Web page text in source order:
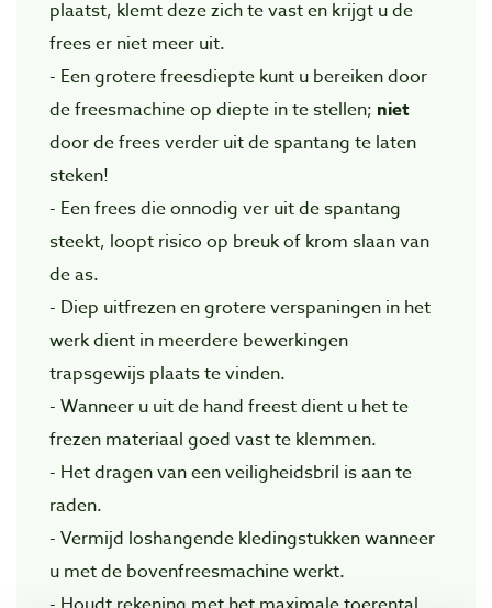
plaatst, klemt deze zich te vast en krijgt u de
frees er niet meer uit.
- Een grotere freesdiepte kunt u bereiken door
de freesmachine op diepte in te stellen; niet
door de frees verder uit de spantang te laten
steken!
- Een frees die onnodig ver uit de spantang
steekt, loopt risico op breuk of krom slaan van
de as.
- Diep uitfrezen en grotere verspaningen in het
werk dient in meerdere bewerkingen
trapsgewijs plaats te vinden.
- Wanneer u uit de hand freest dient u het te
frezen materiaal goed vast te klemmen.
- Het dragen van een veiligheidsbril is aan te
raden.
- Vermijd loshangende kledingstukken wanneer
u met de bovenfreesmachine werkt.